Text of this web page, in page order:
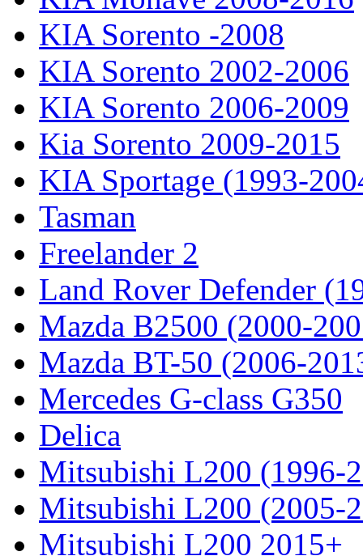
KIA Sorento -2008
KIA Sorento 2002-2006
KIA Sorento 2006-2009
Kia Sorento 2009-2015
KIA Sportage (1993-
Tasman
Freelander 2
Land Rover Defender
Mazda B2500 (2000-
Mazda BT-50 (2006-
Mercedes G-class G350
Delica
Mitsubishi L200 (1996-
Mitsubishi L200 (2005-
Mitsubishi L200 2015+